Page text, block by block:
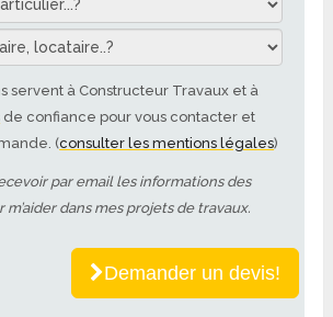
servent à Constructeur Travaux et à
de confiance pour vous contacter et
(consulter les mentions légales)
par email les informations des
m’aider dans mes projets de travaux.
Demander un devis!